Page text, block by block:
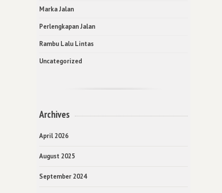
Marka Jalan
Perlengkapan Jalan
Rambu Lalu Lintas
Uncategorized
Archives
April 2026
August 2025
September 2024